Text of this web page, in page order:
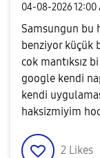
‎04-08-202612:00
Samsungun bu
benziyor küçük
cok mantıksız
google kendi
kendi
haksizmiyim
2 Likes